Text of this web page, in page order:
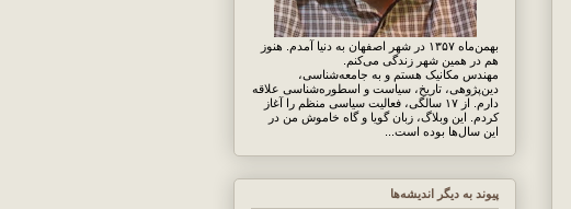
بهمن‌ماه ۱۳۵۷ در شهر اصفهان به دنیا آمدم. هنوز
هم در همین شهر زندگی می‌کنم.
مهندس مکانیک هستم و به جامعه‌شناسی،
دین‌پژوهی، تاریخ، سیاست و اسطوره‌شناسی علاقه
دارم. از ۱۷ سالگی، فعالیت سیاسی منظم را آغاز
کردم. این وبلاگ، زبان گویا و گاه خاموش من در
این سال‌ها بوده است...
پيوند به ديگر انديشه‌ها